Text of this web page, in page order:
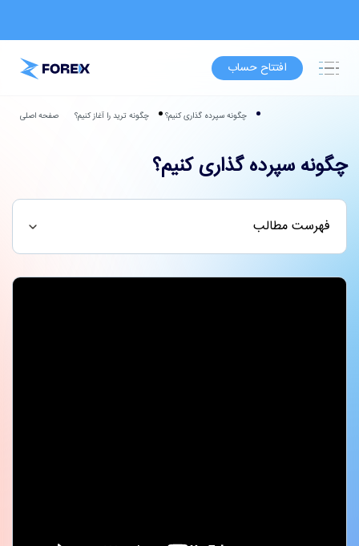
افتتاح حساب
صفحه اصلی چگونه ترید را آغاز کنیم؟ چگونه سپرده گذاری کنیم؟
چگونه سپرده گذاری کنیم؟
فهرست مطالب